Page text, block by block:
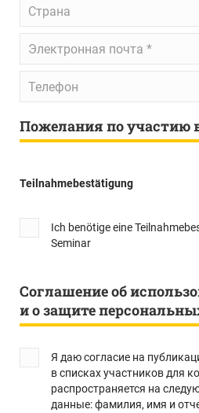
почта*
Пожелания по участию
Teilnahmebestätigung
Ich benötige eine
Seminar
Соглашение об
и о защите
Я даю согласие на
в списках участников для
распространяется на
данные: фамилия, имя и отчество субъекта